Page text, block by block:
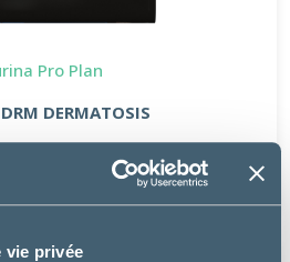
vie privée
Pro Plan
DERMATOSIS